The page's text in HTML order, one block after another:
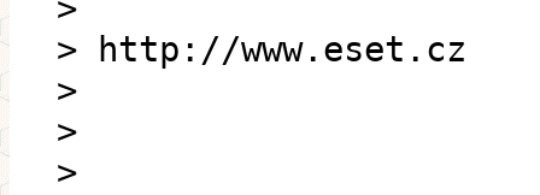
>
> http://www.eset.cz
>
>
>